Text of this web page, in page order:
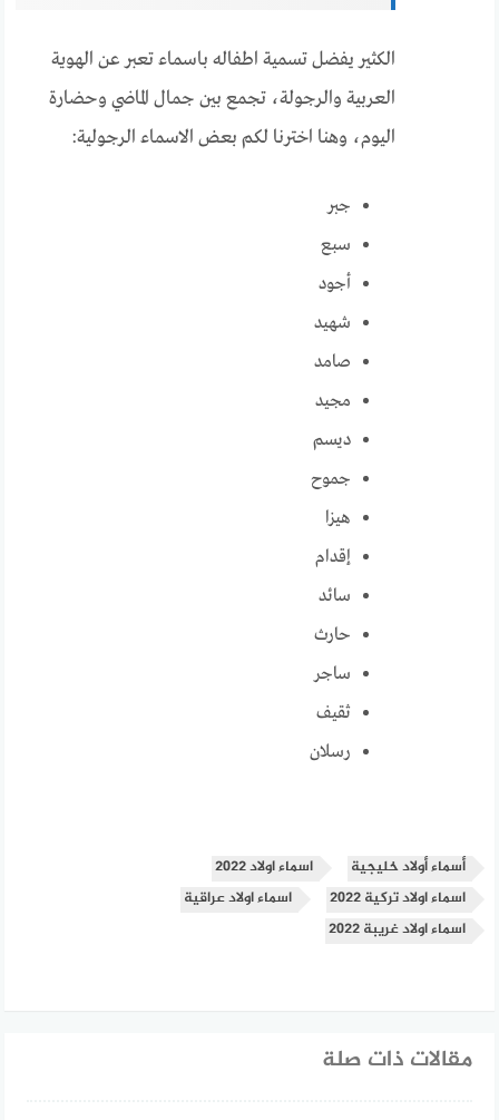
الكثير يفضل تسمية اطفاله باسماء تعبر عن الهوية
العربية والرجولة، تجمع بين جمال الماضي وحضارة
اليوم، وهنا اخترنا لكم بعض الاسماء الرجولية:
جبر
سبع
أجود
شهيد
صامد
مجيد
ديسم
جموح
هيزا
إقدام
سائد
حارث
ساجر
ثقيف
رسلان
أسماء أولاد خليجية
اسماء اولاد 2022
اسماء اولاد تركية 2022
اسماء اولاد عراقية
اسماء اولاد غريبة 2022
مقالات ذات صلة